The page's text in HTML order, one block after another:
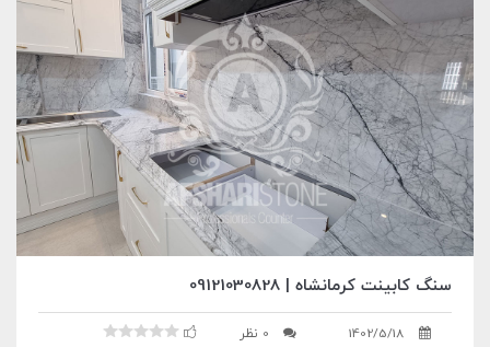
سنگ کابینت کرمانشاه | 09121030828
1402/5/18 0 نظر